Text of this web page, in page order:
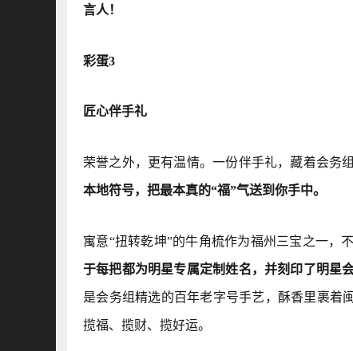
言人！
彩蛋3
匠心伴手礼
荣誉之外，更有温情。一份伴手礼，藏着会务
本地符号，把最本真的“福”气送到你手中。
寓意“扭转乾坤”的牛角梳作为福州三宝之一，
于每把都为明星专属定制姓名，并刻印了明星
是会务组精选的百年老字号手艺，酥香里裹着
揽福、揽财、揽好运。